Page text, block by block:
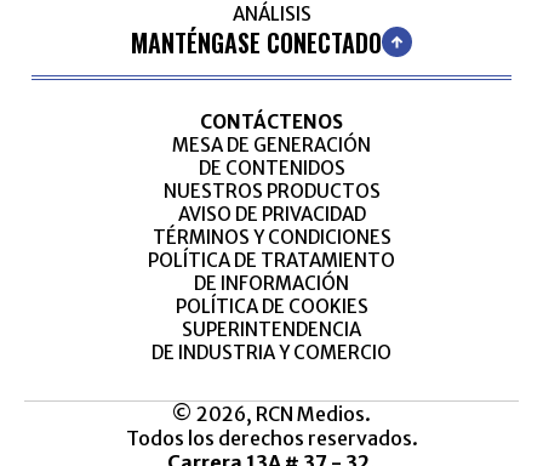
ANÁLISIS
MANTÉNGASE CONECTADO
CONTÁCTENOS
MESA DE GENERACIÓN
DE CONTENIDOS
NUESTROS PRODUCTOS
AVISO DE PRIVACIDAD
TÉRMINOS Y CONDICIONES
POLÍTICA DE TRATAMIENTO
DE INFORMACIÓN
POLÍTICA DE COOKIES
SUPERINTENDENCIA
DE INDUSTRIA Y COMERCIO
© 2026, RCN Medios.
Todos los derechos reservados.